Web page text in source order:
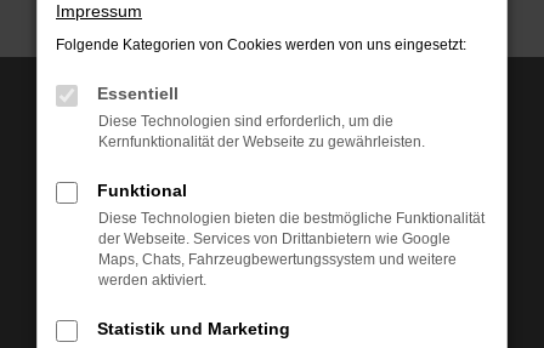
Wir sind Servicepartner von:
Impressum
Folgende Kategorien von Cookies werden von uns eingesetzt:
Essentiell
Diese Technologien sind erforderlich, um die
Kernfunktionalität der Webseite zu gewährleisten.
Funktional
Diese Technologien bieten die bestmögliche Funktionalität
der Webseite. Services von Drittanbietern wie Google
Maps, Chats, Fahrzeugbewertungssystem und weitere
werden aktiviert.
Statistik und Marketing